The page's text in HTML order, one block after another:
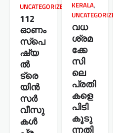
UNCATEGORIZED
112
ഓണം
സ്പെ
ഷ്യ
ൽ
ട്രെ
യിൻ
സർ
വീസു
കൾ
KERALA,
UNCATEGORIZED
വധ
ശ്രമ
ക്കേ
സി
ലെ
പ്രതി
കളെ
പിടി
കൂടു
ന്നതി